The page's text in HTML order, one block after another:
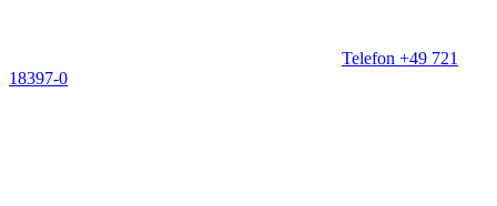
Telefon +49 721
18397-0